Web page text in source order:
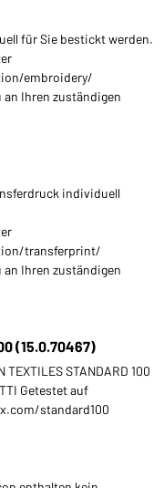
für Sie bestickt werden.
embroidery/
Ihren zuständigen
individuell
transferprint/
Ihren zuständigen
(15.0.70467)
TEXTILES STANDARD 100
Getestet auf
standard100